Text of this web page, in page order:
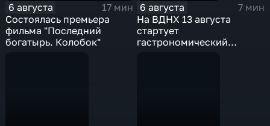
6 августа
17 мин
Состоялась премьера
фильма "Последний
богатырь. Колобок"
6 августа
7 мин
На ВДНХ 13 августа
стартует
гастрономический